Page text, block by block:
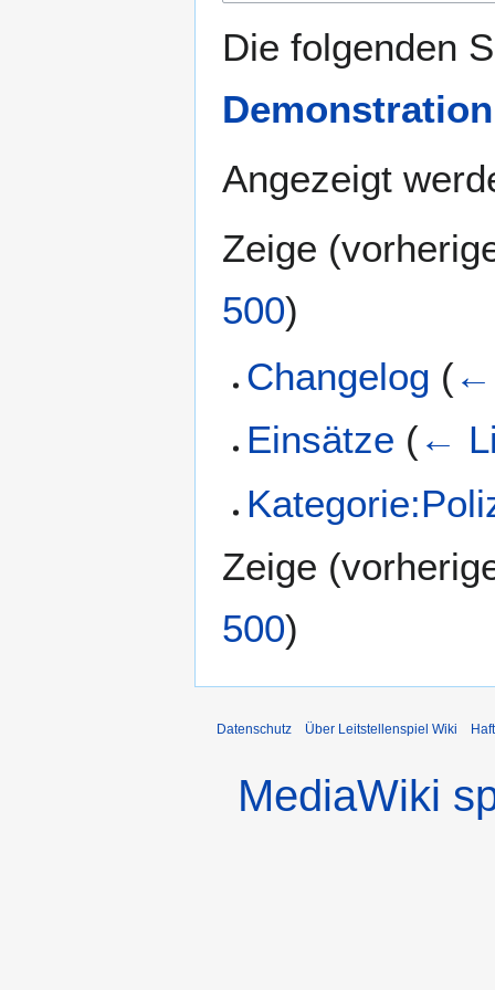
Die folgenden
Angezeigt
Zeige (
500)
Changelog (←
Einsätze (←
Zeige (
500)
Datenschutz Über Leitstellenspiel Wiki
MediaWiki